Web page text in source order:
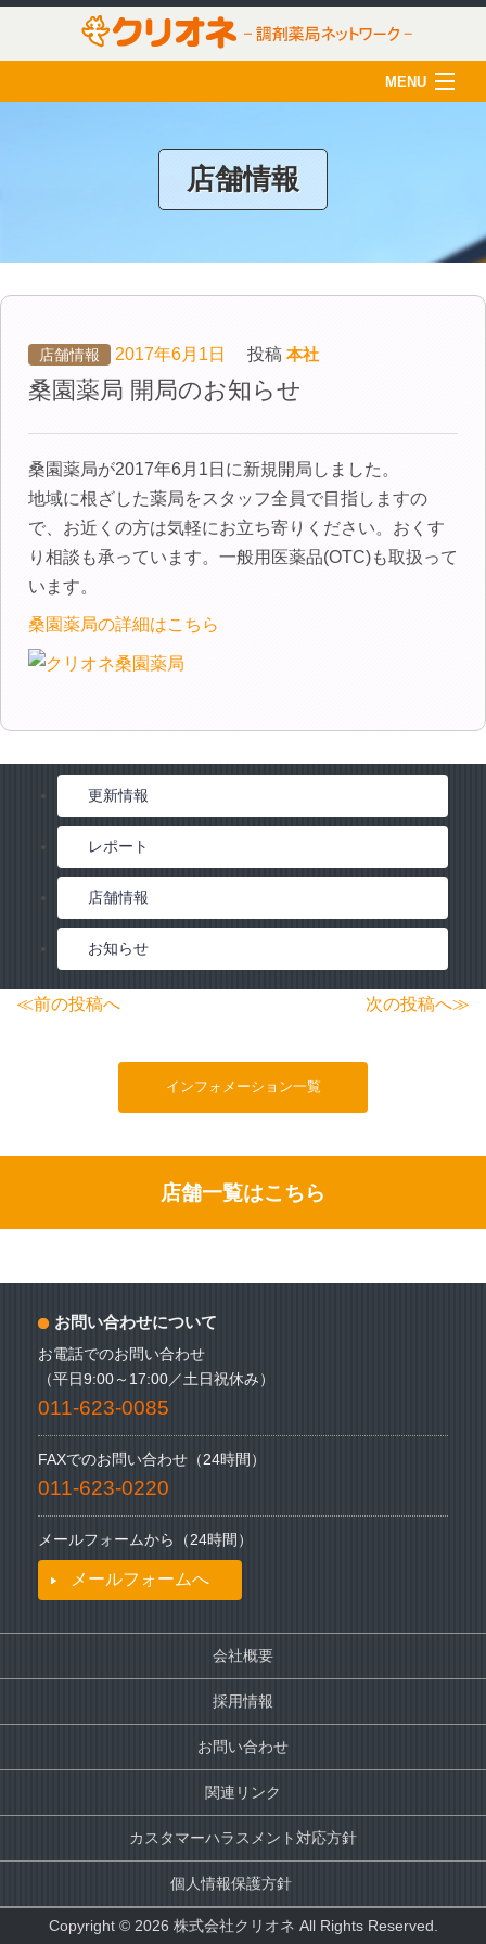
MENU
薬剤師の育成
在宅医療
ご利用のみなさま
インフォメーション
お問い合わせ
店舗情報
店舗情報 2017年6月1日 投稿 本社
桑園薬局 開局のお知らせ
桑園薬局が2017年6月1日に新規開局しました。
地域に根ざした薬局をスタッフ全員で目指しますの
で、お近くの方は気軽にお立ち寄りください。おくす
り相談も承っています。一般用医薬品(OTC)も取扱って
います。
桑園薬局の詳細はこちら
更新情報
レポート
店舗情報
お知らせ
投
ゲ
シ
ン
≪前の投稿へ 次の投稿へ≫
インフォメーション一覧
店舗一覧はこちら
お問い合わせについて
お電話でのお問い合わせ
（平日9:00～17:00／土日祝休み）
011-623-0085
FAXでのお問い合わせ（24時間）
011-623-0220
メールフォームから（24時間）
メールフォームへ
会社概要
採用情報
お問い合わせ
関連リンク
カスタマーハラスメント対応方針
個人情報保護方針
Copyright © 2026 株式会社クリオネ All Rights Reserved.